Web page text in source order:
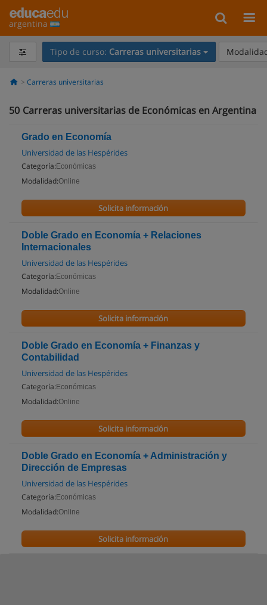
argentina
Tipo de curso: Carreras universitarias
Carreras universitarias
50 Carreras universitarias de Económicas en Argentina
Grado en Economía
Universidad de las Hespérides
Categoría: Económicas
Modalidad:Online
Solicita información
Doble Grado en Economía + Relaciones
Internacionales
Universidad de las Hespérides
Categoría: Económicas
Modalidad:Online
Solicita información
Doble Grado en Economía + Finanzas y
Contabilidad
Universidad de las Hespérides
Categoría: Económicas
Modalidad:Online
Solicita información
Doble Grado en Economía + Administración y
Dirección de Empresas
Universidad de las Hespérides
Categoría: Económicas
Modalidad:Online
Solicita información